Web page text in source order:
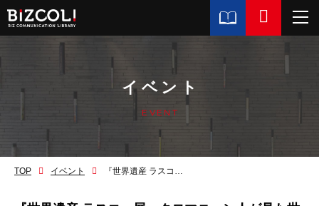
イベント
EVENT
TOP イベント 『世界遺産 ラスコー展～クロマニョン人が見た世界～』を楽しむ